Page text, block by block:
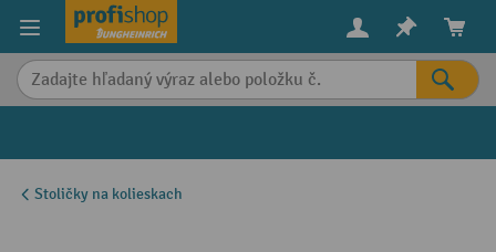
content
Stoličky na kolieskach